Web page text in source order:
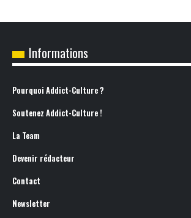
Informations
Pourquoi Addict-Culture ?
Soutenez Addict-Culture !
La Team
Devenir rédacteur
Contact
Newsletter